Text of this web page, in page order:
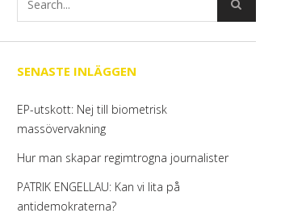
SENASTE INLÄGGEN
EP-utskott: Nej till biometrisk
massövervakning
Hur man skapar regimtrogna journalister
PATRIK ENGELLAU: Kan vi lita på
antidemokraterna?